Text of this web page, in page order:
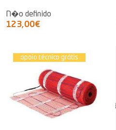
N�o definido
123,00€
apoio técnico grátis